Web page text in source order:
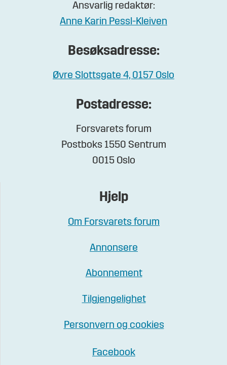
Ansvarlig redaktør:
Anne Karin Pessl-Kleiven
Besøksadresse:
Øvre Slottsgate 4, 0157 Oslo
Postadresse:
Forsvarets forum
Postboks 1550 Sentrum
0015 Oslo
Hjelp
Om Forsvarets forum
Annonsere
Abonnement
Tilgjengelighet
Personvern og cookies
Facebook